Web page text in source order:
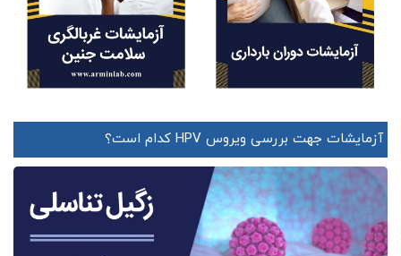
آزمایشات جهت بررسی ویروس HPV کدام است؟